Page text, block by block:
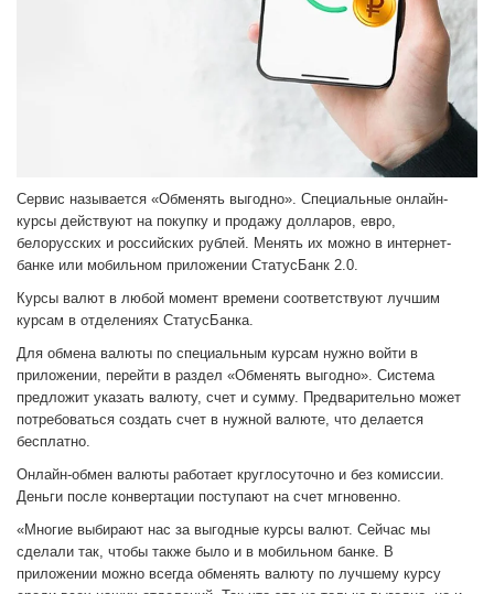
Сервис называется «Обменять выгодно». Специальные онлайн-
курсы действуют на покупку и продажу долларов, евро,
белорусских и российских рублей. Менять их можно в интернет-
банке или мобильном приложении СтатусБанк 2.0.
Курсы валют в любой момент времени соответствуют лучшим
курсам в отделениях СтатусБанка.
Для обмена валюты по специальным курсам нужно войти в
приложении, перейти в раздел «Обменять выгодно». Система
предложит указать валюту, счет и сумму. Предварительно может
потребоваться создать счет в нужной валюте, что делается
бесплатно.
Онлайн-обмен валюты работает круглосуточно и без комиссии.
Деньги после конвертации поступают на счет мгновенно.
«Многие выбирают нас за выгодные курсы валют. Сейчас мы
сделали так, чтобы также было и в мобильном банке. В
приложении можно всегда обменять валюту по лучшему курсу